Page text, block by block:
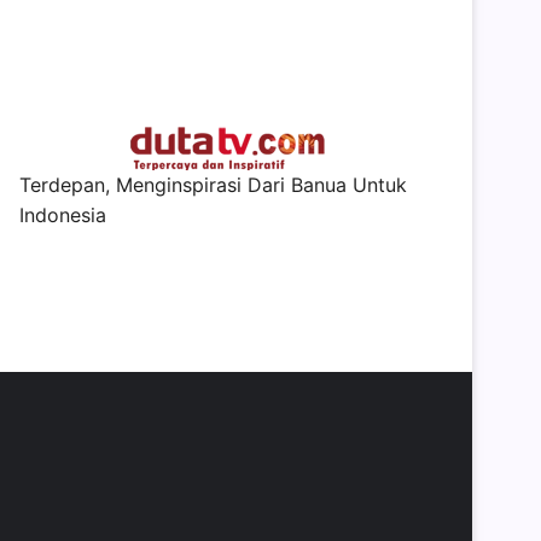
Terdepan, Menginspirasi Dari Banua Untuk
Indonesia